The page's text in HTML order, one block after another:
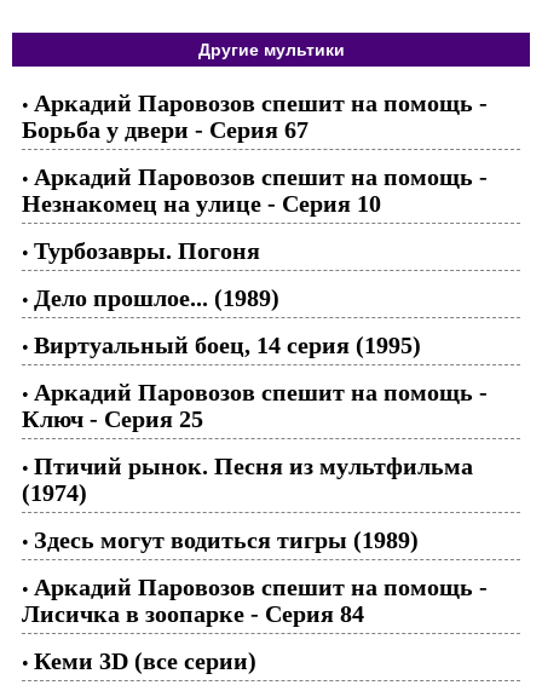
Другие мультики
• Аркадий Паровозов спешит на помощь -
Борьба у двери - Серия 67
• Аркадий Паровозов спешит на помощь -
Незнакомец на улице - Серия 10
• Турбозавры. Погоня
• Дело прошлое... (1989)
• Виртуальный боец, 14 серия (1995)
• Аркадий Паровозов спешит на помощь -
Ключ - Серия 25
• Птичий рынок. Песня из мультфильма
(1974)
• Здесь могут водиться тигры (1989)
• Аркадий Паровозов спешит на помощь -
Лисичка в зоопарке - Серия 84
• Кеми 3D (все серии)